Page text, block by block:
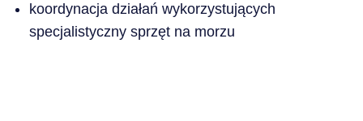
koordynacja działań wykorzystujących
specjalistyczny sprzęt na morzu